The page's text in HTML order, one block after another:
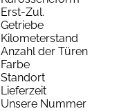
Erst-Zul.
Getriebe
Kilometerstand
Anzahl der Türen
Farbe
Standort
Lieferzeit
Unsere Nummer